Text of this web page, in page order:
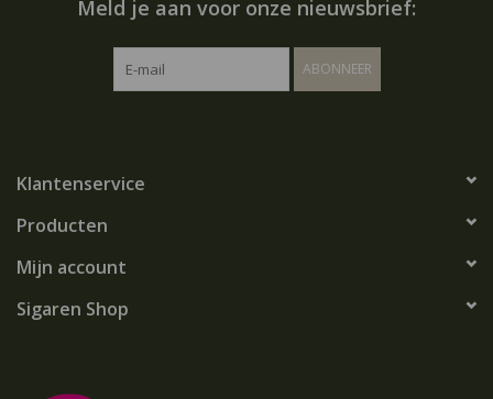
Meld je aan voor onze nieuwsbrief:
ABONNEER
Klantenservice
Producten
Mijn account
Sigaren Shop